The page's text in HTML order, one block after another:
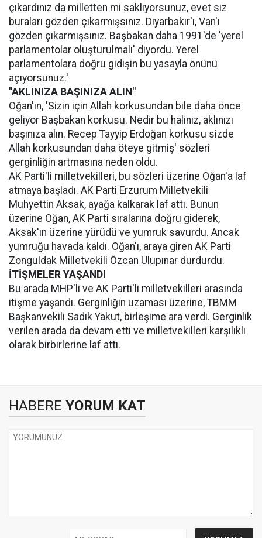
çıkardınız da milletten mi saklıyorsunuz, evet siz
buraları gözden çıkarmışsınız. Diyarbakır'ı, Van'ı
gözden çıkarmışsınız. Başbakan daha 1991'de 'yerel
parlamentolar oluşturulmalı' diyordu. Yerel
parlamentolara doğru gidişin bu yasayla önünü
açıyorsunuz.'
"AKLINIZA BAŞINIZA ALIN"
Oğan'ın, 'Sizin için Allah korkusundan bile daha önce
geliyor Başbakan korkusu. Nedir bu haliniz, aklınızı
başınıza alın. Recep Tayyip Erdoğan korkusu sizde
Allah korkusundan daha öteye gitmiş' sözleri
gerginliğin artmasına neden oldu.
AK Parti'li milletvekilleri, bu sözleri üzerine Oğan'a laf
atmaya başladı. AK Parti Erzurum Milletvekili
Muhyettin Aksak, ayağa kalkarak laf attı. Bunun
üzerine Oğan, AK Parti sıralarına doğru giderek,
Aksak'ın üzerine yürüdü ve yumruk savurdu. Ancak
yumruğu havada kaldı. Oğan'ı, araya giren AK Parti
Zonguldak Milletvekili Özcan Ulupınar durdurdu.
İTİŞMELER YAŞANDI
Bu arada MHP'li ve AK Parti'li milletvekilleri arasında
itişme yaşandı. Gerginliğin uzaması üzerine, TBMM
Başkanvekili Sadık Yakut, birleşime ara verdi. Gerginlik
verilen arada da devam etti ve milletvekilleri karşılıklı
olarak birbirlerine laf attı.
HABERE YORUM KAT